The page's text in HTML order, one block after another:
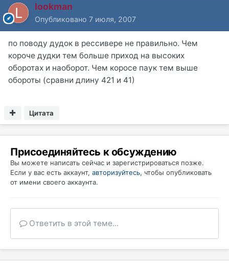
lookman
Опубликовано 7 июля, 2007
по поводу дудок в рессивере не правильно. Чем
короче дудки тем больше приход на высоких
оборотах и наоборот. Чем коросе паук тем выше
обороты (сравни длину 421 и 41)
Цитата
Присоединяйтесь к обсуждению
Вы можете написать сейчас и зарегистрироваться позже.
Если у вас есть аккаунт, авторизуйтесь, чтобы опубликовать
от имени своего аккаунта.
Ответить в этой теме...